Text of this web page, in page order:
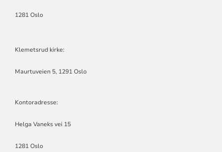
1281 Oslo
Klemetsrud kirke:
Maurtuveien 5, 1291 Oslo
Kontoradresse:
Helga Vaneks vei 15
1281 Oslo